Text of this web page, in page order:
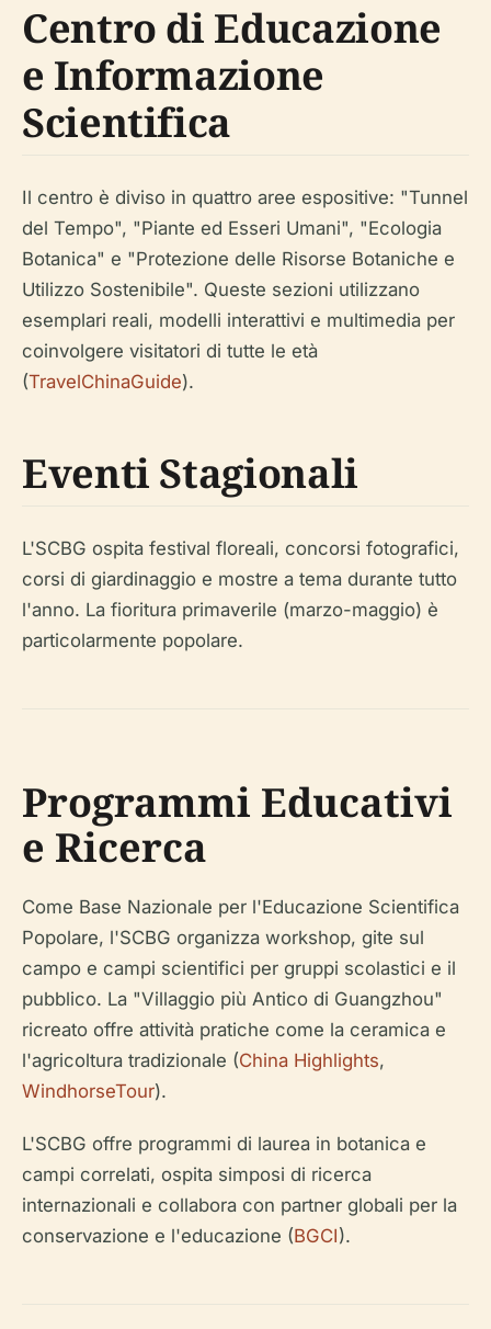
Centro di Educazione
e Informazione
Scientifica
Il centro è diviso in quattro aree espositive: "Tunnel
del Tempo", "Piante ed Esseri Umani", "Ecologia
Botanica" e "Protezione delle Risorse Botaniche e
Utilizzo Sostenibile". Queste sezioni utilizzano
esemplari reali, modelli interattivi e multimedia per
coinvolgere visitatori di tutte le età
(TravelChinaGuide).
Eventi Stagionali
L'SCBG ospita festival floreali, concorsi fotografici,
corsi di giardinaggio e mostre a tema durante tutto
l'anno. La fioritura primaverile (marzo-maggio) è
particolarmente popolare.
Programmi Educativi
e Ricerca
Come Base Nazionale per l'Educazione Scientifica
Popolare, l'SCBG organizza workshop, gite sul
campo e campi scientifici per gruppi scolastici e il
pubblico. La "Villaggio più Antico di Guangzhou"
ricreato offre attività pratiche come la ceramica e
l'agricoltura tradizionale (China Highlights,
WindhorseTour).
L'SCBG offre programmi di laurea in botanica e
campi correlati, ospita simposi di ricerca
internazionali e collabora con partner globali per la
conservazione e l'educazione (BGCI).